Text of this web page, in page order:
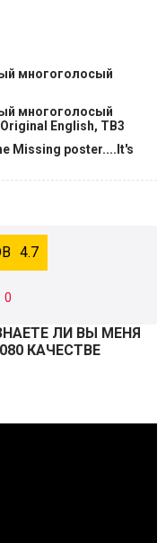
многоголосый
многоголосый
English, ТВ3
Missing poster....It's
4.7
0
ЛИ ВЫ МЕНЯ
КАЧЕСТВЕ